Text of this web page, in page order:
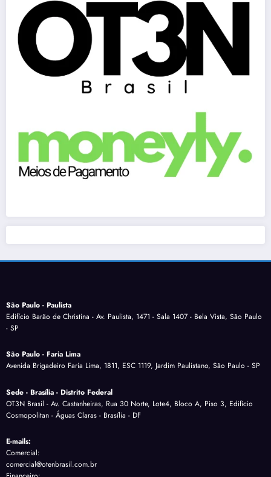
São Paulo - Paulista
Edifício Barão de Christina - Av. Paulista, 1471 - Sala 1407 - Bela Vista, São Paulo
- SP
São Paulo - Faria Lima
Avenida Brigadeiro Faria Lima, 1811, ESC 1119, Jardim Paulistano, São Paulo - SP
Sede - Brasília - Distrito Federal
OT3N Brasil - Av. Castanheiras, Rua 30 Norte, Lote4, Bloco A, Piso 3, Edifício
Cosmopolitan - Águas Claras - Brasília - DF
E-mails:
Comercial:
comercial@otenbrasil.com.br